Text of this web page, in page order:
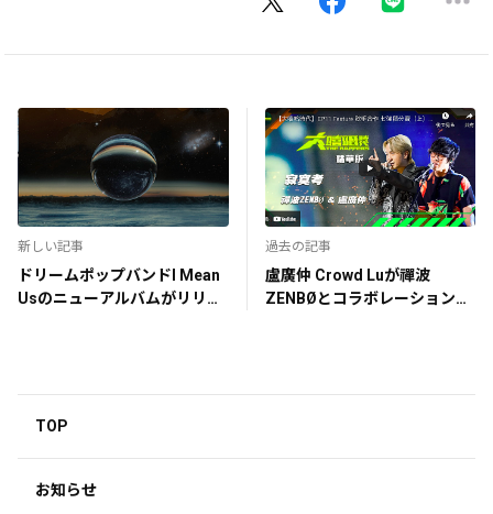
新しい記事
ドリームポップバンドI Mean
Usのニューアルバムがリリー
過去の記事
盧廣仲 Crowd Luが禪波
ZENBØとコラボレーションで
TOP
お知らせ